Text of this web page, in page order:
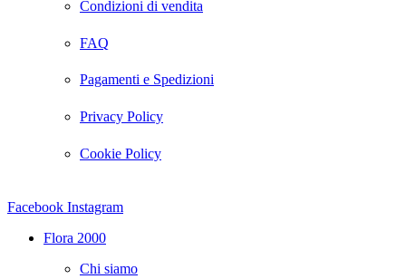
Condizioni di vendita
FAQ
Pagamenti e Spedizioni
Privacy Policy
Cookie Policy
Facebook Instagram
Flora 2000
Chi siamo